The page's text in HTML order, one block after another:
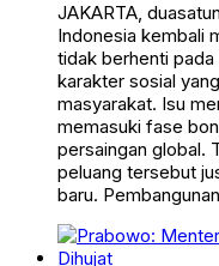
JAKARTA,
Indonesia kembali
tidak berhenti
karakter sosial
masyarakat. Isu
memasuki fase
persaingan global.
peluang tersebut
baru.